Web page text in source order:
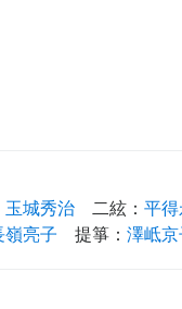
玉城秀治 二絃 ： 平
嶺亮子 提箏 ： 澤岻京